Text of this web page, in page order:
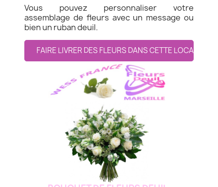
Vous pouvez personnaliser votre
assemblage de fleurs avec un message ou
bien un ruban deuil.
FAIRE LIVRER DES FLEURS DANS CETTE LOCALITE